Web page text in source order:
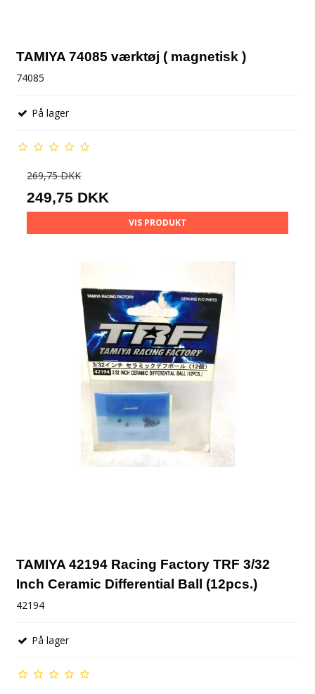
TAMIYA 74085 værktøj ( magnetisk )
74085
På lager
269,75 DKK
249,75 DKK
VIS PRODUKT
TAMIYA 42194 Racing Factory TRF 3/32
Inch Ceramic Differential Ball (12pcs.)
42194
På lager